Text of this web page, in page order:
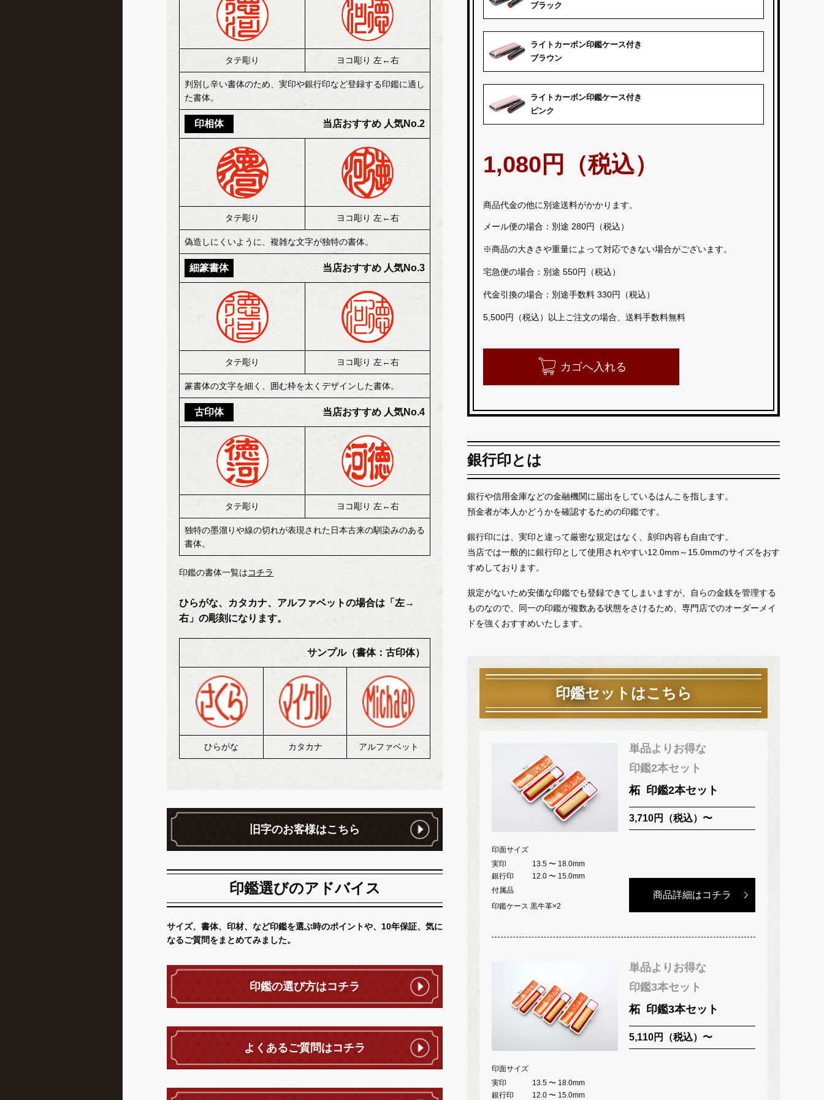
ブラック
ライトカーボン印鑑ケース付き
ブラウン
ライトカーボン印鑑ケース付き
ピンク
1,080円（税込）
商品代金の他に別途送料がかかります。
メール便の場合： 別途 280円（税込）
※商品の大きさや重量によって対応できない場合がございます。
宅急便の場合： 別途 550円（税込）
代金引換の場合： 別途手数料 330円（税込）
5,500円（税込）以上ご注文の場合、送料手数料無料
カゴへ入れる
タテ彫り ヨコ彫り 左←右
判別し辛い書体のため、実印や銀行印など登録する印鑑に適し
た書体。
印相体 当店おすすめ 人気No.2
タテ彫り ヨコ彫り 左←右
偽造しにくいように、複雑な文字が独特の書体。
細篆書体 当店おすすめ 人気No.3
タテ彫り ヨコ彫り 左←右
篆書体の文字を細く、囲む枠を太くデザインした書体。
古印体 当店おすすめ 人気No.4
タテ彫り ヨコ彫り 左←右
独特の墨溜りや線の切れが表現された日本古来の馴染みのある
書体。
印鑑の書体一覧はコチラ
ひらがな、カタカナ、アルファベットの場合は「左→
右」の彫刻になります。
サンプル（書体：古印体）
ひらがな カタカナ アルファベット
旧字のお客様はこちら
印鑑選びのアドバイス
サイズ、書体、印材、など印鑑を選ぶ時のポイントや、10年保証、気に
なるご質問をまとめてみました。
印鑑の選び方はコチラ
よくあるご質問はコチラ
銀行印とは
銀行や信用金庫などの金融機関に届出をしているはんこを指します。
預金者が本人かどうかを確認するための印鑑です。
銀行印には、実印と違って厳密な規定はなく、刻印内容も自由です。
当店では一般的に銀行印として使用されやすい12.0mm～15.0mmのサイズをおす
すめしております。
規定がないため安価な印鑑でも登録できてしまいますが、自らの金銭を管理する
ものなので、同一の印鑑が複数ある状態をさけるため、専門店でのオーダーメイ
ドを強くおすすめいたします。
印鑑セットはこちら
印面サイズ
実印
13.5 〜 18.0mm
銀行印
12.0 〜 15.0mm
付属品
印鑑ケース 黒牛革×2
単品よりお得な
印鑑2本セット
柘 印鑑2本セット
3,710円（税込）〜
商品詳細はコチラ
印面サイズ
実印
13.5 〜 18.0mm
銀行印
12.0 〜 15.0mm
単品よりお得な
印鑑3本セット
柘 印鑑3本セット
5,110円（税込）〜